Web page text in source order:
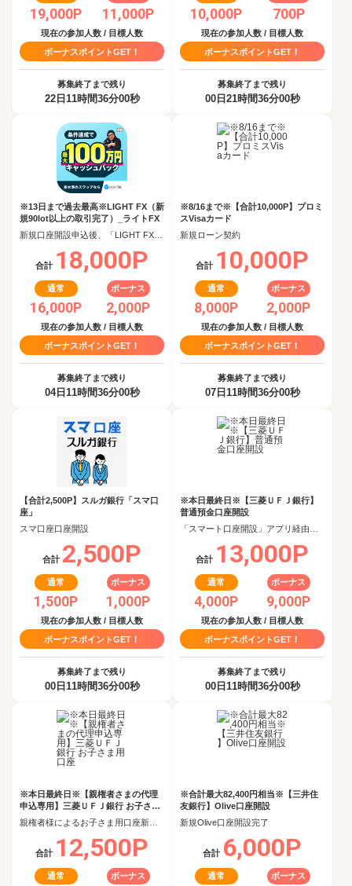
19,000P 11,000P
現在の参加人数 / 目標人数
ボーナスポイントGET！
募集終了まで残り
22日11時間36分00秒
10,000P 700P
現在の参加人数 / 目標人数
ボーナスポイントGET！
募集終了まで残り
00日21時間36分00秒
※13日まで過去最高※LIGHT FX（新
規90lot以上の取引完了）_ライトFX
合計 18,000P
通常
16,000P
ボーナス
2,000P
現在の参加人数 / 目標人数
ボーナスポイントGET！
募集終了まで残り
04日11時間36分00秒
※8/16まで※【合計10,000P】プロミ
スVisaカード
新規ローン契約
合計 10,000P
通常
8,000P
ボーナス
2,000P
現在の参加人数 / 目標人数
ボーナスポイントGET！
募集終了まで残り
07日11時間36分00秒
【合計2,500P】スルガ銀行「スマ口
座」
スマ口座口座開設
合計 2,500P
通常
1,500P
ボーナス
1,000P
現在の参加人数 / 目標人数
ボーナスポイントGET！
募集終了まで残り
00日11時間36分00秒
※本日最終日※【三菱ＵＦＪ銀行】
普通預金口座開設
合計 13,000P
通常
4,000P
ボーナス
9,000P
現在の参加人数 / 目標人数
ボーナスポイントGET！
募集終了まで残り
00日11時間36分00秒
※本日最終日※【親権者さまの代理
申込専用】三菱ＵＦＪ銀行 お子さま
用口座
合計 12,500P
通常 ボーナス
※合計最大82,400円相当※【三井住
友銀行】Olive口座開設
新規Olive口座開設完了
合計 6,000P
通常 ボーナス